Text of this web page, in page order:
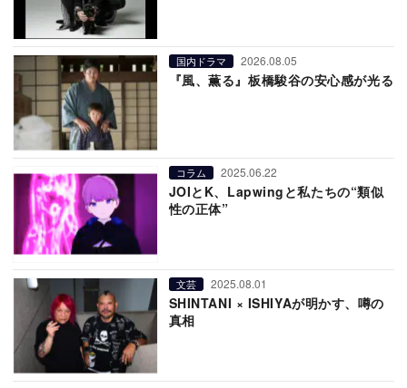
国内ドラマ 2026.08.05
『風、薫る』板橋駿谷の安心感が光る
コラム 2025.06.22
JOIとK、Lapwingと私たちの“類似
性の正体”
文芸 2025.08.01
SHINTANI × ISHIYAが明かす、噂の
真相